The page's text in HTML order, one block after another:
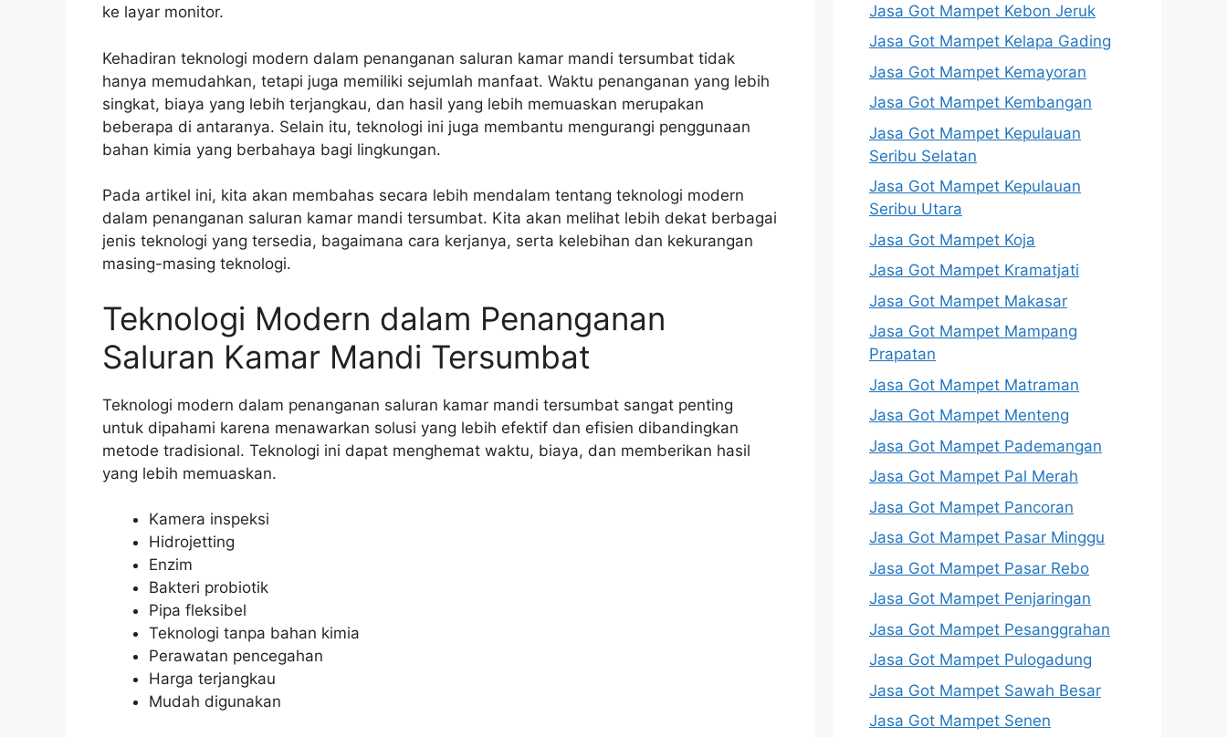
ke layar monitor.
Kehadiran teknologi modern dalam penanganan saluran kamar mandi tersumbat tidak
hanya memudahkan, tetapi juga memiliki sejumlah manfaat. Waktu penanganan yang lebih
singkat, biaya yang lebih terjangkau, dan hasil yang lebih memuaskan merupakan
beberapa di antaranya. Selain itu, teknologi ini juga membantu mengurangi penggunaan
bahan kimia yang berbahaya bagi lingkungan.
Pada artikel ini, kita akan membahas secara lebih mendalam tentang teknologi modern
dalam penanganan saluran kamar mandi tersumbat. Kita akan melihat lebih dekat berbagai
jenis teknologi yang tersedia, bagaimana cara kerjanya, serta kelebihan dan kekurangan
masing-masing teknologi.
Teknologi Modern dalam Penanganan
Saluran Kamar Mandi Tersumbat
Teknologi modern dalam penanganan saluran kamar mandi tersumbat sangat penting
untuk dipahami karena menawarkan solusi yang lebih efektif dan efisien dibandingkan
metode tradisional. Teknologi ini dapat menghemat waktu, biaya, dan memberikan hasil
yang lebih memuaskan.
Kamera inspeksi
Hidrojetting
Enzim
Bakteri probiotik
Pipa fleksibel
Teknologi tanpa bahan kimia
Perawatan pencegahan
Harga terjangkau
Mudah digunakan
Jasa Got Mampet Kebon Jeruk
Jasa Got Mampet Kelapa Gading
Jasa Got Mampet Kemayoran
Jasa Got Mampet Kembangan
Jasa Got Mampet Kepulauan
Seribu Selatan
Jasa Got Mampet Kepulauan
Seribu Utara
Jasa Got Mampet Koja
Jasa Got Mampet Kramatjati
Jasa Got Mampet Makasar
Jasa Got Mampet Mampang
Prapatan
Jasa Got Mampet Matraman
Jasa Got Mampet Menteng
Jasa Got Mampet Pademangan
Jasa Got Mampet Pal Merah
Jasa Got Mampet Pancoran
Jasa Got Mampet Pasar Minggu
Jasa Got Mampet Pasar Rebo
Jasa Got Mampet Penjaringan
Jasa Got Mampet Pesanggrahan
Jasa Got Mampet Pulogadung
Jasa Got Mampet Sawah Besar
Jasa Got Mampet Senen